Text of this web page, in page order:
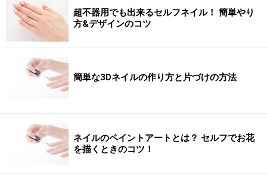
ようにクリアをチョイス。トレンドのマルサラカラーを
使い、ハケをハートの山から爪の先端まで滑らせます。
超不器用でも出来るセルフネイル！ 簡単やり
方&デザインのコツ
簡単な3Dネイルの作り方と片づけの方法
ネイルのペイントアートとは？ セルフでお花
を描くときのコツ！